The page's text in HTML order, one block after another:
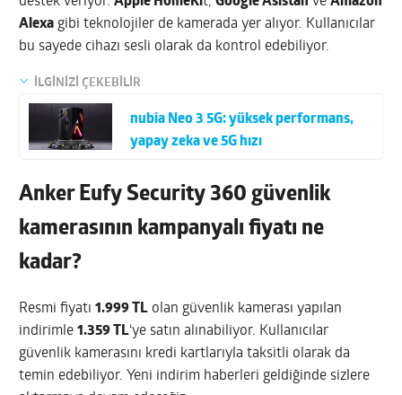
Alexa gibi teknolojiler de kamerada yer alıyor. Kullanıcılar
bu sayede cihazı sesli olarak da kontrol edebiliyor.
İLGİNİZİ ÇEKEBİLİR
nubia Neo 3 5G: yüksek performans,
yapay zeka ve 5G hızı
Anker Eufy Security 360 güvenlik
kamerasının kampanyalı fiyatı ne
kadar?
Resmi fiyatı1.999 TL olan güvenlik kamerası yapılan
indirimle1.359 TL‘ye satın alınabiliyor. Kullanıcılar
güvenlik kamerasını kredi kartlarıyla taksitli olarak da
temin edebiliyor. Yeni indirim haberleri geldiğinde sizlere